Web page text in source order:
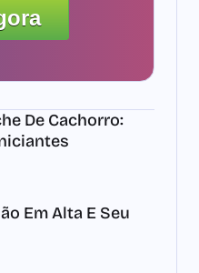
De Cachorro:
Em Alta E Seu